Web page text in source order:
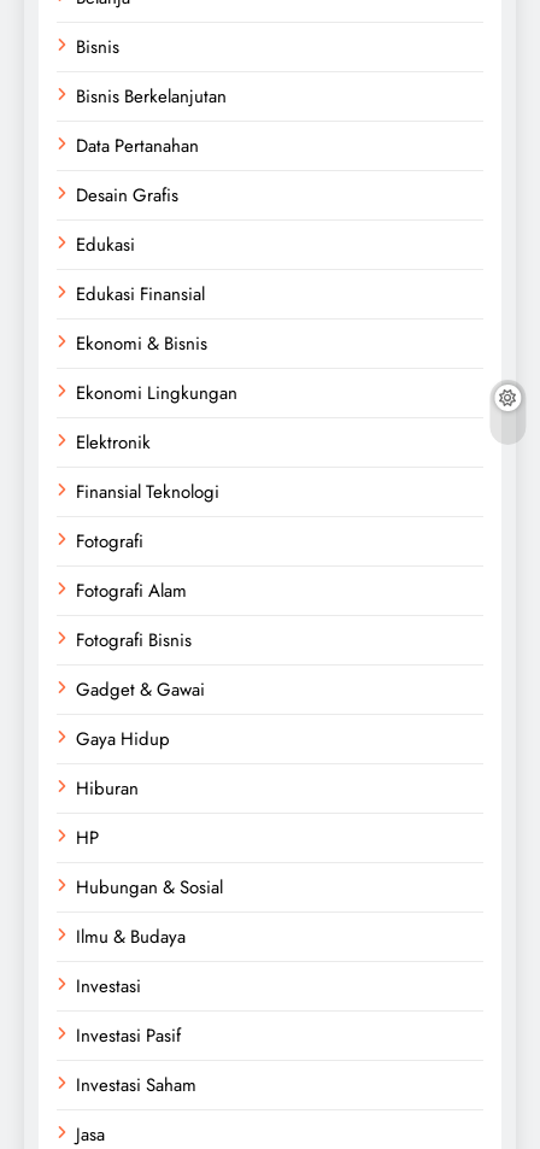
Bisnis
Bisnis Berkelanjutan
Data Pertanahan
Desain Grafis
Edukasi
Edukasi Finansial
Ekonomi & Bisnis
Ekonomi Lingkungan
Elektronik
Finansial Teknologi
Fotografi
Fotografi Alam
Fotografi Bisnis
Gadget & Gawai
Gaya Hidup
Hiburan
HP
Hubungan & Sosial
Ilmu & Budaya
Investasi
Investasi Pasif
Investasi Saham
Jasa